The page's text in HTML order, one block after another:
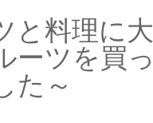
と料理に
ーツを買
た～